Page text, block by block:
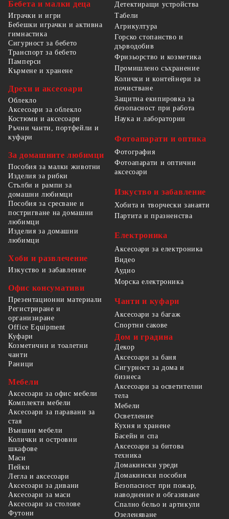
Бебета и малки деца
Играчки и игри
Бебешки играчки и активна
гимнастика
Сигурност за бебето
Транспорт за бебето
Памперси
Кърмене и хранене
Дрехи и аксесоари
Облекло
Аксесоари за облекло
Костюми и аксесоари
Ръчни чанти, портфейли и
куфари
За домашните любимци
Пособия за малки животни
Изделия за рибки
Стълби и рампи за
домашни любимци
Пособия за сресване и
постригване на домашни
любимци
Изделия за домашни
любимци
Хоби и развлечение
Изкуство и забавление
Офис консумативи
Презентационни материали
Регистриране и
организиране
Office Equipment
Детектиращи устройства
Табели
Агрикултура
Горско стопанство и
дърводобив
Фризьорство и козметика
Промишлено съхранение
Колички и контейнери за
почистване
Защитна екипировка за
безопасност при работа
Наука и лаборатории
Фотоапарати и оптика
Фотография
Фотоапарати и оптични
аксесоари
Изкуство и забавление
Хобита и творчески занаяти
Партита и празненства
Електроника
Аксесоари за електроника
Видео
Аудио
Морска електроника
Чанти и куфари
Аксесоари за багаж
Спортни сакове
Куфари
Козметични и тоалетни
чанти
Раници
Мебели
Аксесоари за офис мебели
Комплекти мебели
Аксесоари за паравани за
стая
Външни мебели
Колички и островни
шкафове
Маси
Пейки
Легла и аксесоари
Аксесоари за дивани
Аксесоари за маси
Аксесоари за столове
Футони
Дом и градина
Декор
Аксесоари за баня
Сигурност за дома и
бизнеса
Аксесоари за осветителни
тела
Мебели
Осветление
Кухня и хранене
Басейн и спа
Аксесоари за битова
техника
Домакински уреди
Домакински пособия
Безопасност при пожар,
наводнение и обгазяване
Спално бельо и артикули
Озеленяване